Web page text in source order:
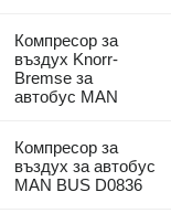
Компресор за
въздух Knorr-
Bremse за
автобус MAN
Компресор за
въздух за автобус
MAN BUS D0836